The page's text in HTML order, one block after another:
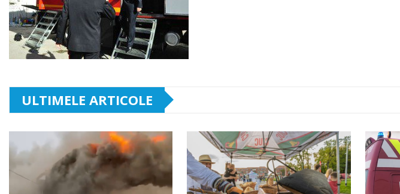
ULTIMELE ARTICOLE